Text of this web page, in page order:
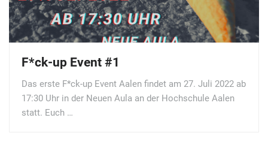
F*ck-up Event #1
Das erste F*ck-up Event Aalen findet am 27. Juli 2022 ab
17:30 Uhr in der Neuen Aula an der Hochschule Aalen
statt. Euch …